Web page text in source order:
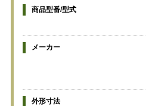
商品型番/型式
メーカー
外形寸法